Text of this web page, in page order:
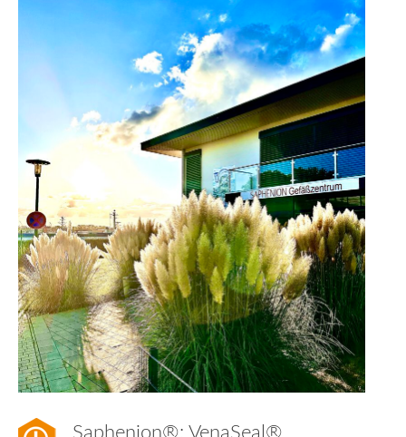
Saphenion®: VenaSeal®